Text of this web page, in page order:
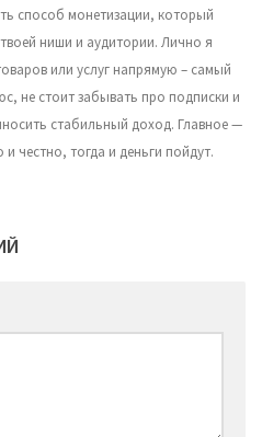
способ монетизации, который
ниши и аудитории. Лично я
или услуг напрямую – самый
не стоит забывать про подписки и
стабильный доход. Главное —
и честно, тогда и деньги пойдут.